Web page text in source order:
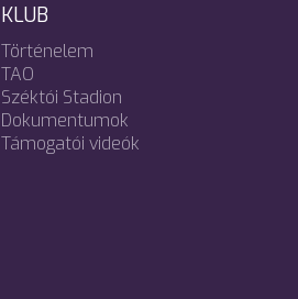
KLUB
Történelem
TAO
Széktói Stadion
Dokumentumok
Támogatói videók